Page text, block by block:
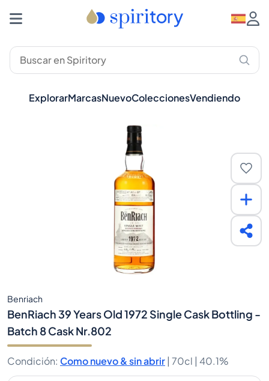
ExplorarMarcasNuevoColeccionesVendiendo
Benriach
BenRiach 39 Years Old 1972 Single Cask Bottling -
Batch 8 Cask Nr.802
Condición: Como nuevo & sin abrir | 70cl | 40.1%